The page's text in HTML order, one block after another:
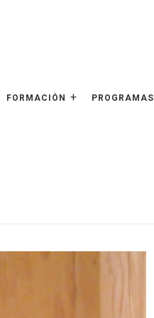
FORMACIÓN PROGRAMAS